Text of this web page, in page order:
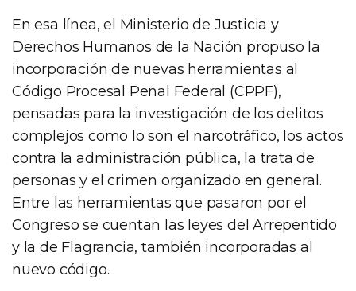
En esa línea, el Ministerio de Justicia y
Derechos Humanos de la Nación propuso la
incorporación de nuevas herramientas al
Código Procesal Penal Federal (CPPF),
pensadas para la investigación de los delitos
complejos como lo son el narcotráfico, los actos
contra la administración pública, la trata de
personas y el crimen organizado en general.
Entre las herramientas que pasaron por el
Congreso se cuentan las leyes del Arrepentido
y la de Flagrancia, también incorporadas al
nuevo código.